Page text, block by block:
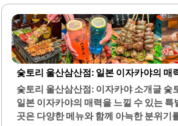
마련되어 있어, 특히 곱창떡볶이와 유린
구이 등은 많은 손님들에게 사랑받고 있
미와 푸짐한 오뎅탕도 인기 메뉴로, 식
조합입니다. 대동은 분위기와 맛 모두를
나 친구들과의 모임에 적합합니다.또한,
치해 있어 편리함을 더합니다. 다양한 연
히 20대와 40대 모두에게 인기가 있습
있지만, 그에 상응하는 품질과 분위기를
직원들이 서비스를 제공하여 쾌적한 식
숯토리 울산삼산점: 일본 이자카야의 매
숯토리 울산삼산점: 이자카야 소개글 숯
일본 이자카야의 매력을 느낄 수 있는 특
곳은 다양한 메뉴와 함께 아늑한 분위기